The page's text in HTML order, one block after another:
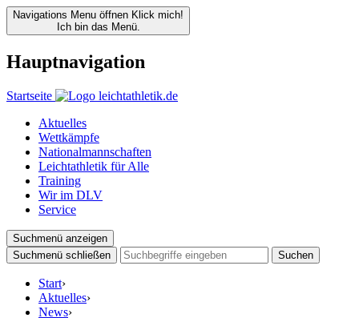
Navigations Menu öffnen Klick mich!
Ich bin das Menü.
Hauptnavigation
Startseite
Aktuelles
Wettkämpfe
Nationalmannschaften
Leichtathletik für Alle
Training
Wir im DLV
Service
Suchmenü anzeigen
Suchmenü schließen
Suchen
Start›
Aktuelles›
News›